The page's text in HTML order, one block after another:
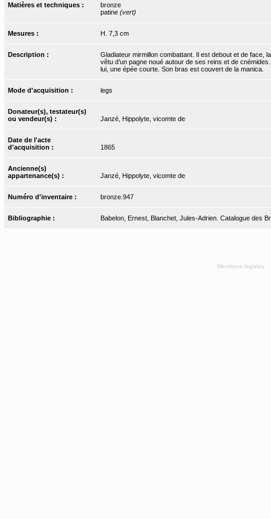
Matières et techniques :
bronze
patine (vert)
Mesures : H. 7,3 cm
Description :
Gladiateur mirmillon combattant. Il est debout et de face,
vêtu d’un pagne noué autour de ses reins et de
lui, une épée courte. Son bras est couvert de la manica.
Mode d'acquisition : legs
Donateur(s), testateur(s)
ou vendeur(s) :
Janzé, Hippolyte, vicomte de
Date de l'acte
d'acquisition :
1865
Ancienne(s)
appartenance(s) :
Janzé, Hippolyte, vicomte de
Numéro d'inventaire : bronze.947
Bibliographie : Babelon, Ernest, Blanchet, Jules-Adrien. Catalogue des
Mentions légales